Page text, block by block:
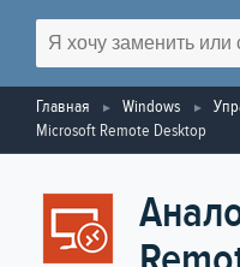
Главная Windows
Microsoft Remote Desktop